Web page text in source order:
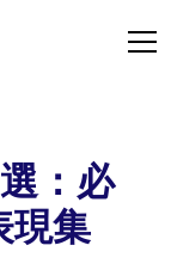
：必
現集